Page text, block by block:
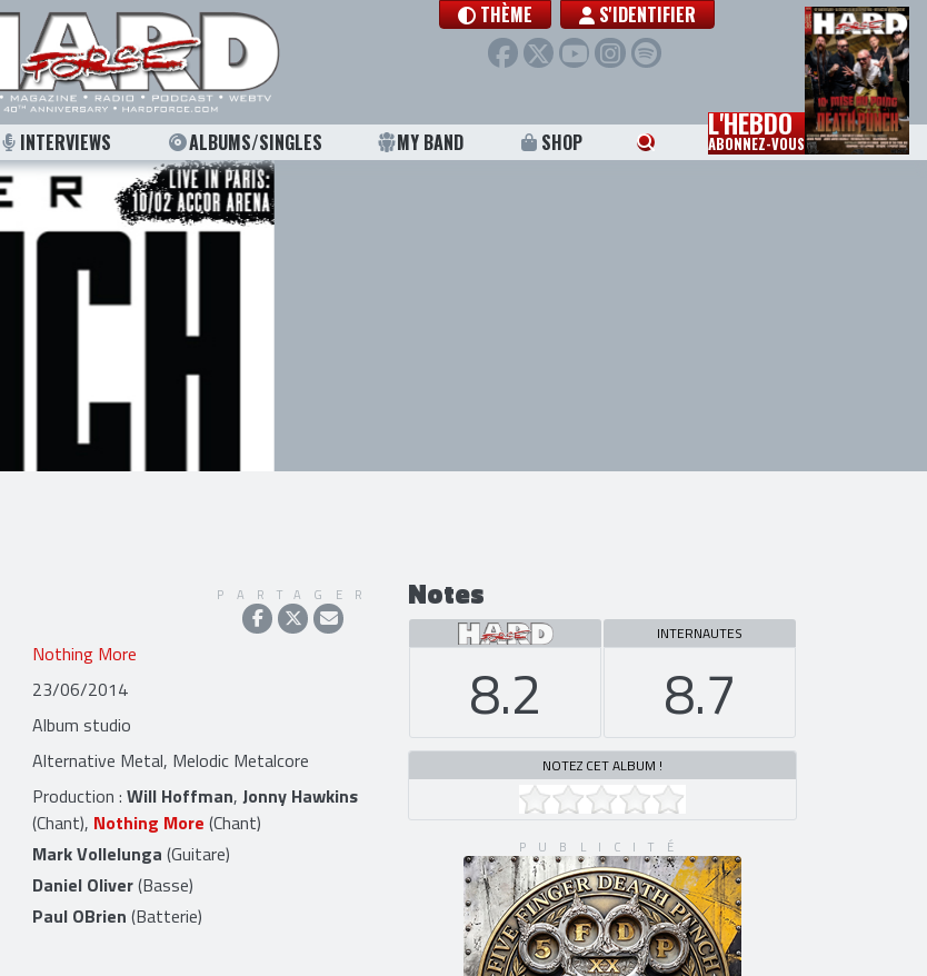
THÈME S'IDENTIFIER
INTERVIEWS ALBUMS/SINGLES MY BAND SHOP L'HEBDO
ABONNEZ-VOUS
PARTAGER
Nothing More
23/06/2014
Album studio
Alternative Metal, Melodic Metalcore
Production :Will Hoffman,Jonny Hawkins
(Chant), Nothing More (Chant)
Mark Vollelunga (Guitare)
Daniel Oliver(Basse)
Paul OBrien (Batterie)
Notes
8.2
INTERNAUTES
8.7
NOTEZ CET ALBUM !